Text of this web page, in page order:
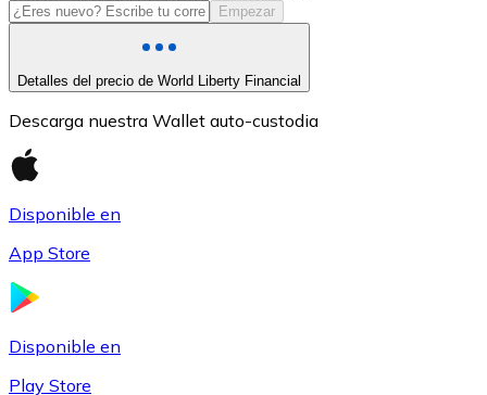
Empezar
Detalles del precio de World Liberty Financial
Descarga nuestra Wallet auto-custodia
Disponible en
App Store
Disponible en
Play Store